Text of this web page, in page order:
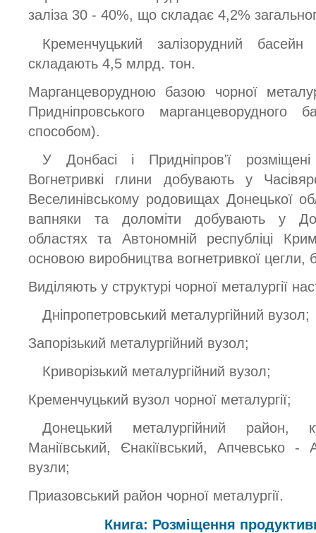
заліза 30 - 40%, що складає 4,2%
Кременчуцький залізорудний
складають 4,5 млрд. тон.
Марганцеворудною базою чорної
Придніпровського
способом).
У Донбасі і Придніпров'ї розміщені
Вогнетривкі глини добувають у
Веселинівському родовищах Донецької
вапняки та доломіти добувають у
областях та Автономній республіці
основою виробництва вогнетривкої цегли,
Виділяють у структурі чорної металургії
Дніпропетровський металургійний вузол;
Запорізький металургійний вузол;
Криворізький металургійний вузол;
Кременчуцький вузол чорної металургії;
Донецький металургійний район,
Маніївський, Єнакіївський, Апчевсько -
вузли;
Приазовський район чорної металургії.
Книга: Розміщення